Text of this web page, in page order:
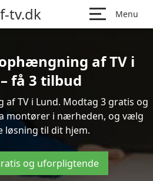
tv.dk Menu
af TV i
få 3 tilbud
TV i Lund. Modtag 3 gratis og
montører i nærheden, og vælg
løsning til dit hjem.
og uforpligtende